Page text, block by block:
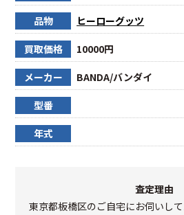
品物 ヒーローグッツ
買取価格 10000円
メーカー BANDA/バンダイ
型番
年式
査定理由
東京都板橋区のご自宅にお伺いし